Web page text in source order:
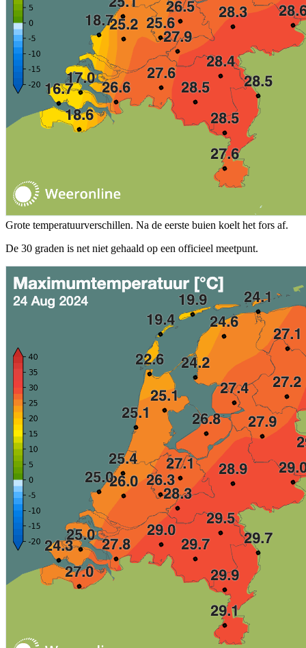
Grote temperatuurverschillen. Na de eerste buien koelt het fors af.
De 30 graden is net niet gehaald op een officieel meetpunt.